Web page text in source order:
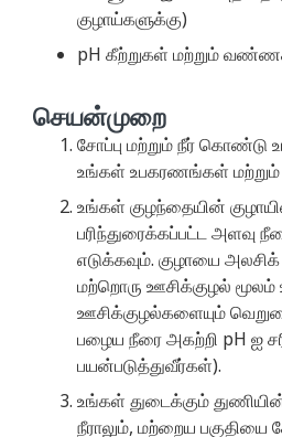
குழாய்களுக்கு)
pH கீற்றுகள் மற்றும் வண்ணக்
செயன்முறை
சோப்பு மற்றும் நீர்
உங்கள் உபகரணங்கள்
உங்கள் குழந்தையின்
பரிந்துரைக்கப்பட்ட அளவு
எடுக்கவும். குழாயை
மற்றொரு ஊசிக்குழல் மூலம்
ஊசிக்குழல்களையும்
பழைய நீரை அகற்றி pH ஐ
பயன்படுத்துவீர்கள்).
உங்கள் துடைக்கும்
நீராலும், மற்றைய பகுதியை